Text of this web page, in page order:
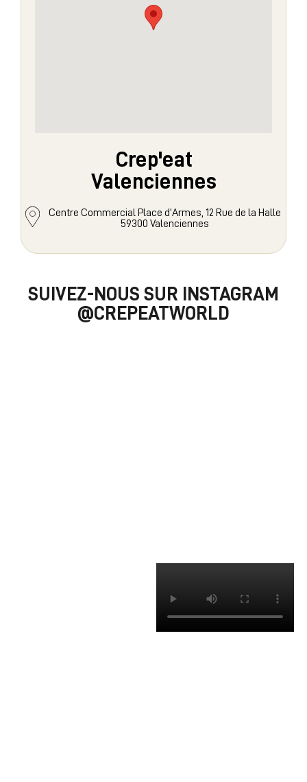
Crep'eat
Valenciennes
Centre Commercial Place d’Armes, 12 Rue de la Halle
59300 Valenciennes
SUIVEZ-NOUS SUR INSTAGRAM
@CREPEATWORLD